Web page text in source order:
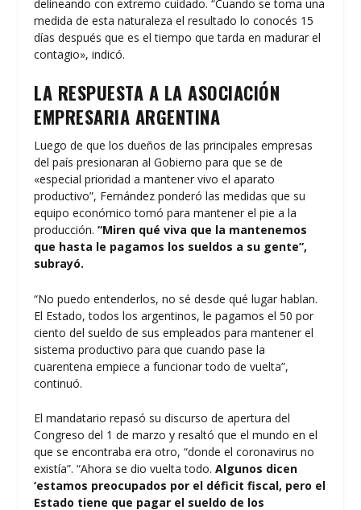
delineando con extremo cuidado. “Cuando se toma una
medida de esta naturaleza el resultado lo conocés 15
días después que es el tiempo que tarda en madurar el
contagio», indicó.
LA RESPUESTA A LA ASOCIACIÓN
EMPRESARIA ARGENTINA
Luego de que los dueños de las principales empresas
del país presionaran al Gobierno para que se de
«especial prioridad a mantener vivo el aparato
productivo”, Fernández ponderó las medidas que su
equipo económico tomó para mantener el pie a la
producción.“Miren qué viva que la mantenemos
que hasta le pagamos los sueldos a su gente”,
subrayó.
“No puedo entenderlos, no sé desde qué lugar hablan.
El Estado, todos los argentinos, le pagamos el 50 por
ciento del sueldo de sus empleados para mantener el
sistema productivo para que cuando pase la
cuarentena empiece a funcionar todo de vuelta”,
continuó.
El mandatario repasó su discurso de apertura del
Congreso del 1 de marzo y resaltó que el mundo en el
que se encontraba era otro, “donde el coronavirus no
existía”. “Ahora se dio vuelta todo.Algunos dicen
‘estamos preocupados por el déficit fiscal, pero el
Estado tiene que pagar el sueldo de los